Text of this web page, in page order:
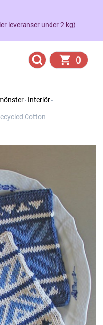
leveranser under 2 kg)
0
Interiör
Cotton